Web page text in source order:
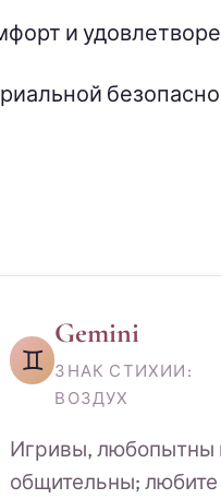
и
♊
Gemini
ЗНАК СТИХИИ:
ВОЗДУХ
Игривы, любопытны
общительны; любите